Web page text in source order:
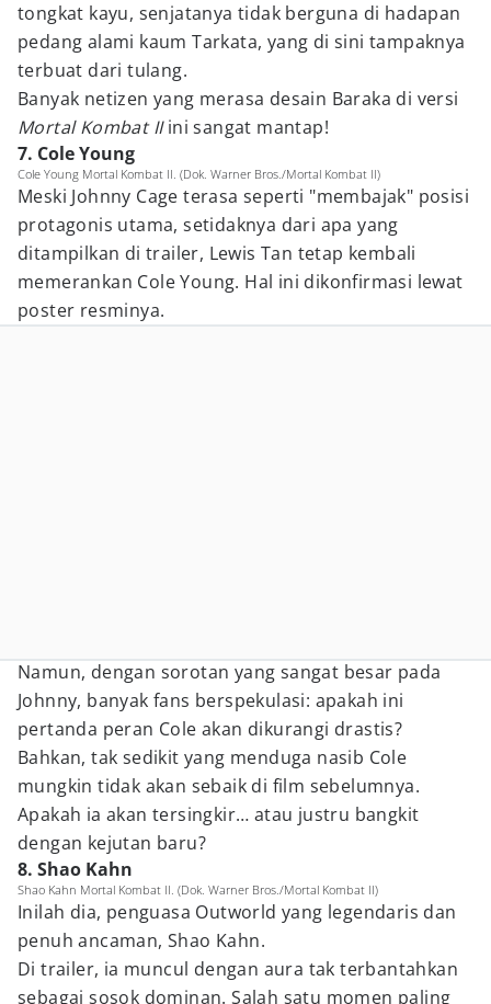
tongkat kayu, senjatanya tidak berguna di hadapan
pedang alami kaum Tarkata, yang di sini tampaknya
terbuat dari tulang.
Banyak netizen yang merasa desain Baraka di versi
Mortal Kombat IIini sangat mantap!
7. Cole Young
Cole Young Mortal Kombat II. (Dok. Warner Bros./Mortal Kombat II)
Meski Johnny Cage terasa seperti "membajak" posisi
protagonis utama, setidaknya dari apa yang
ditampilkan di trailer, Lewis Tan tetap kembali
memerankan Cole Young. Hal ini dikonfirmasi lewat
poster resminya.
Namun, dengan sorotan yang sangat besar pada
Johnny, banyak fans berspekulasi: apakah ini
pertanda peran Cole akan dikurangi drastis?
Bahkan, tak sedikit yang menduga nasib Cole
mungkin tidak akan sebaik di film sebelumnya.
Apakah ia akan tersingkir… atau justru bangkit
dengan kejutan baru?
8. Shao Kahn
Shao Kahn Mortal Kombat II. (Dok. Warner Bros./Mortal Kombat II)
Inilah dia, penguasa Outworld yang legendaris dan
penuh ancaman, Shao Kahn.
Di trailer, ia muncul dengan aura tak terbantahkan
sebagai sosok dominan. Salah satu momen paling